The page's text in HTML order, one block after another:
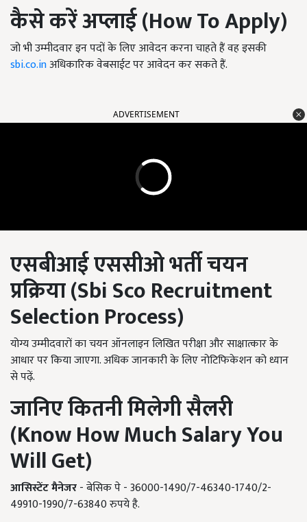
कैसे करें अप्लाई (How To Apply)
जो भी उम्मीदवार इन पदों के लिए आवेदन करना चाहते हैं वह इसकी
sbi.co.inअधिकारिक वेबसाईट पर आवेदन कर सकते हैं.
ADVERTISEMENT
एसबीआई एससीओ भर्ती चयन
प्रक्रिया (Sbi Sco Recruitment
Selection Process)
योग्य उम्मीदवारों का चयन ऑनलाइन लिखित परीक्षा और साक्षात्कार के
आधार पर किया जाएगा. अधिक जानकारी के लिए नोटिफिकेशन को ध्यान
से पढ़ें.
जानिए कितनी मिलेगी सैलरी
(Know How Much Salary You
Will Get)
आसिस्टेंट मैनेजर- बेसिक पे - 36000-1490/7-46340-1740/2-
49910-1990/7-63840 रुपये है.